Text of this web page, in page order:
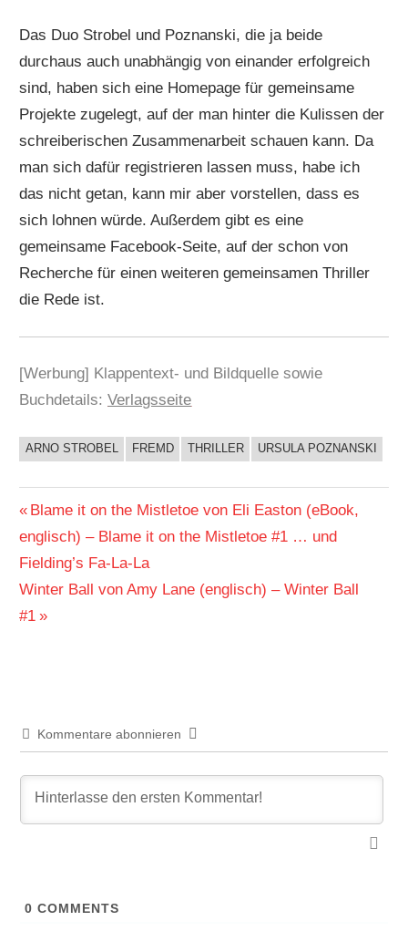
Das Duo Strobel und Poznanski, die ja beide
durchaus auch unabhängig von einander erfolgreich
sind, haben sich eine Homepage für gemeinsame
Projekte zugelegt, auf der man hinter die Kulissen der
schreiberischen Zusammenarbeit schauen kann. Da
man sich dafür registrieren lassen muss, habe ich
das nicht getan, kann mir aber vorstellen, dass es
sich lohnen würde. Außerdem gibt es eine
gemeinsame Facebook-Seite, auf der schon von
Recherche für einen weiteren gemeinsamen Thriller
die Rede ist.
[Werbung] Klappentext- und Bildquelle sowie
Buchdetails:Verlagsseite
BUCHIGES
ARNO STROBEL FREMD THRILLER URSULA POZNANSKI
Beitragsnavigation
Vorheriger
Beitrag:
Blame it on the Mistletoe von Eli Easton (eBook,
englisch) – Blame it on the Mistletoe #1 … und
Fielding’s Fa-La-La
Nächster
Beitrag:
Winter Ball von Amy Lane (englisch) – Winter Ball
#1
Kommentare abonnieren
0 COMMENTS